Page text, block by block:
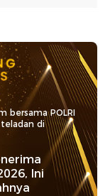
bersama POLRI
teladan di
Ini